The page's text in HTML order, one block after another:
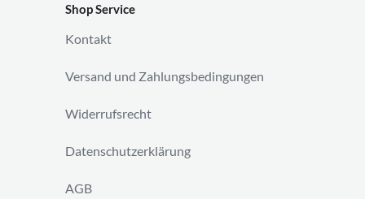
Shop Service
Kontakt
Versand und Zahlungsbedingungen
Widerrufsrecht
Datenschutzerklärung
AGB